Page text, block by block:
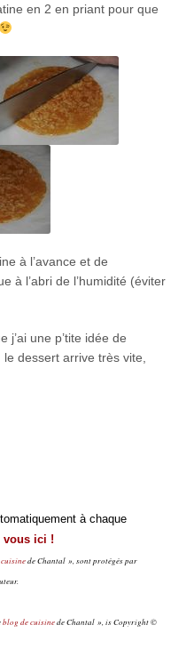
en 2 en priant pour que
à l’avance et de
à l’abri de l’humidité (éviter
j’ai une p’tite idée de
dessert arrive très vite,
à chaque
vous ici !
de Chantal », sont protégés par
blog de cuisinede Chantal », is Copyright ©